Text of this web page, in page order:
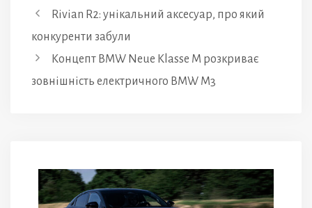
Rivian R2: унікальний аксесуар, про який
конкуренти забули
Концепт BMW Neue Klasse M розкриває
зовнішність електричного BMW M3